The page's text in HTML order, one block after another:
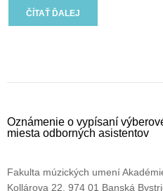
ČÍTAŤ ĎALEJ
Oznámenie o vypísaní
miesta odborných asistentov
Fakulta múzických umení
Kollárova 22, 974 01 Banská